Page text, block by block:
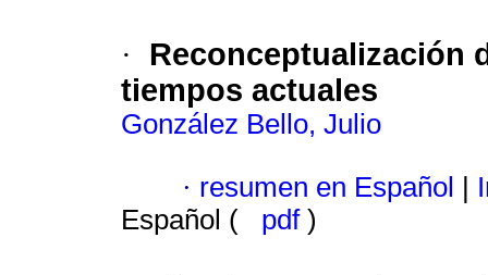
·
Reconceptualización
tiempos actuales
González Bello, Julio
· resumen en Español
Español (
pdf )